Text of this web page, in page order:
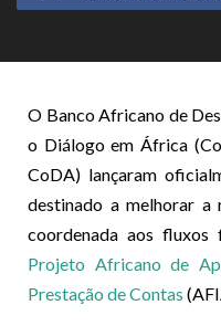
O Banco Africano de
o Diálogo em África
CoDA) lançaram
destinado a melhorar a
coordenada aos fluxos
Projeto Africano de
Prestação de Contas